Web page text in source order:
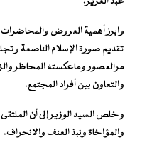
وابرز أهمية العروض والمحاضرات
تقديم صورة الإسلام الناصعة
مرالعصور وماعكسته المحاظر
والتعاون بين أفراد المجتمع.
وخلص السيد الوزير إلى أن
والمؤاخاة ونبذ العنف والانحراف.